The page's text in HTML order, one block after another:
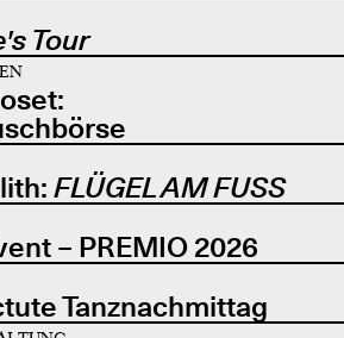
Tour
FLÜGEL AM FUSS
– PREMIO 2026
Tanznachmittag